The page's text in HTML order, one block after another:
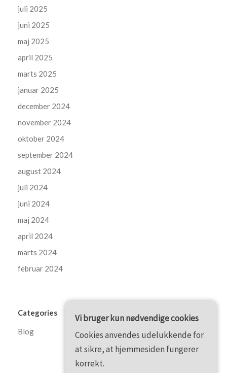
juli 2025
juni 2025
maj 2025
april 2025
marts 2025
januar 2025
december 2024
november 2024
oktober 2024
september 2024
august 2024
juli 2024
juni 2024
maj 2024
april 2024
marts 2024
februar 2024
Categories
Blog
Vi bruger kun nødvendige cookies
Cookies anvendes udelukkende for
at sikre, at hjemmesiden fungerer
korrekt.